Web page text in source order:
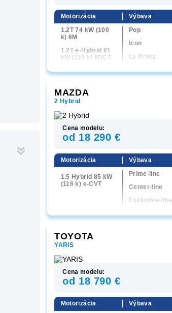
Motorizácia
1.2T 74 kW (100
k) 6M
1.2T e-Hybrid 81
kW (110 k) 6DCT
Výbava
Pop
Icon
La Prima
MAZDA
2 Hybrid
Cena modelu:
od 18 290 €
Motorizácia
1.5 Hybrid 85 kW
(116 k) e-CVT
Výbava
Prime-line
Center-line
Exclusive-line
TOYOTA
YARIS
Cena modelu:
od 18 790 €
Motorizácia
Výbava